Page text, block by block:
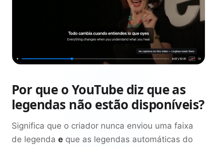
Por que o YouTube diz que as
legendas não estão disponíveis?
Significa que o criador nunca enviou uma faixa
de legenda e que as legendas automáticas do